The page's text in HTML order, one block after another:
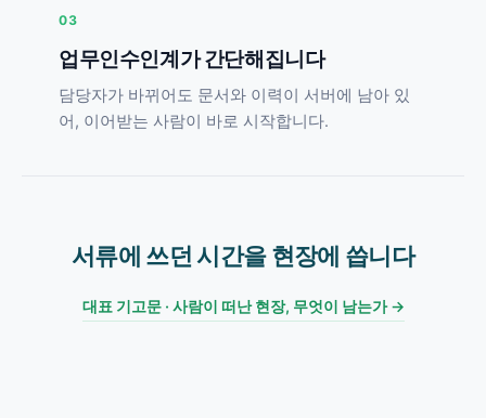
03
업무인수인계가 간단해집니다
담당자가 바뀌어도 문서와 이력이 서버에 남아 있
어, 이어받는 사람이 바로 시작합니다.
서류에 쓰던 시간을 현장에 씁니다
대표 기고문 · 사람이 떠난 현장, 무엇이 남는가 →